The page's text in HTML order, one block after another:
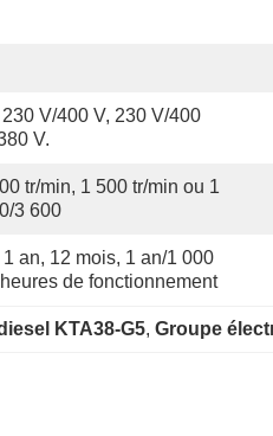
V/400 V, 230 V/400
V.
tr/min, 1 500 tr/min ou 1
3 600
an, 12 mois, 1 an/1 000
de fonctionnement
KTA38-G5, Groupe